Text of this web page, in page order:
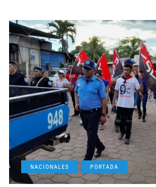
NACIONALES PORTADA